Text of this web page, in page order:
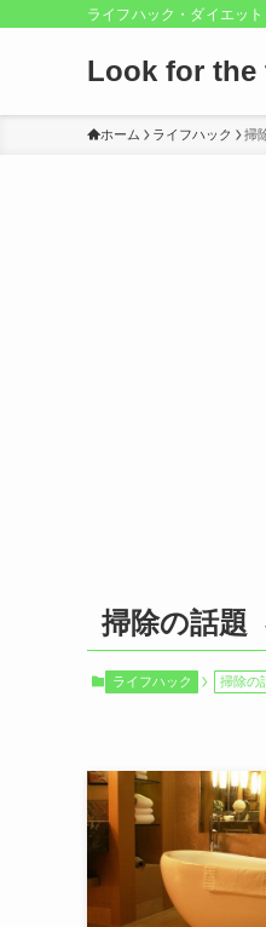
ライフハック・ダイエッ
Look for the
ホーム ライフハック 掃
掃除の話題
ライフハック 掃除の